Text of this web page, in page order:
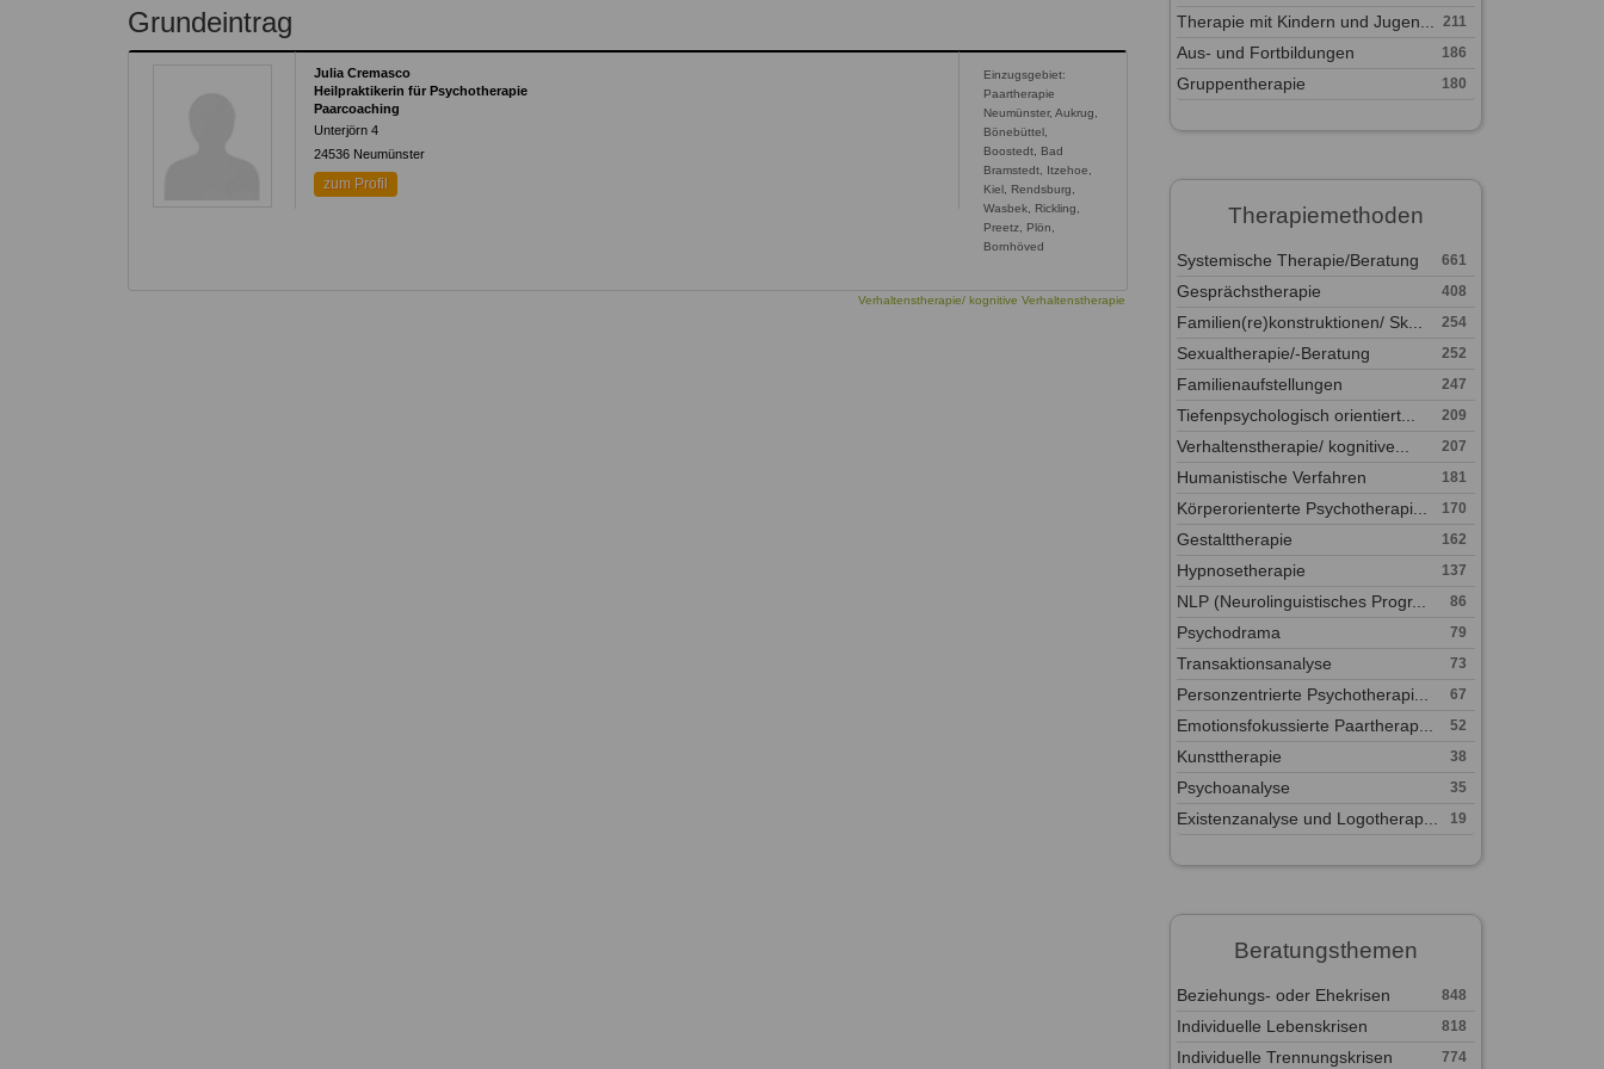
Therapeutenliste
Zum Kontaktformular
Grundeintrag
Julia Cremasco
Heilpraktikerin für Psychotherapie
Paarcoaching
Unterjörn 4
24536 Neumünster
zum Profil
Einzugsgebiet:
Paartherapie
Neumünster, Aukrug,
Bönebüttel,
Boostedt, Bad
Bramstedt, Itzehoe,
Kiel, Rendsburg,
Wasbek, Rickling,
Preetz, Plön,
Bornhöved
Verhaltenstherapie/ kognitive Verhaltenstherapie
Therapie mit Kindern und Jugen... 211
Aus- und Fortbildungen 186
Gruppentherapie 180
Therapiemethoden
Systemische Therapie/Beratung 661
Gesprächstherapie 408
Familien(re)konstruktionen/ Sk... 254
Sexualtherapie/-Beratung 252
Familienaufstellungen 247
Tiefenpsychologisch orientiert... 209
Verhaltenstherapie/ kognitive... 207
Humanistische Verfahren 181
Körperorienterte Psychotherapi... 170
Gestalttherapie 162
Hypnosetherapie 137
NLP (Neurolinguistisches Progr... 86
Psychodrama 79
Transaktionsanalyse 73
Personzentrierte Psychotherapi... 67
Emotionsfokussierte Paartherap... 52
Kunsttherapie 38
Psychoanalyse 35
Existenzanalyse und Logotherap... 19
Beratungsthemen
Beziehungs- oder Ehekrisen 848
Individuelle Lebenskrisen 818
Individuelle Trennungskrisen 774